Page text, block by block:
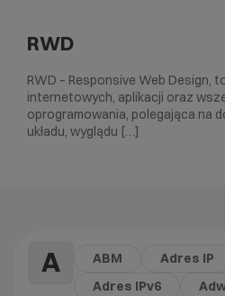
RWD
RWD – Responsive Web Design,
internetowych, aplikacji oraz
oprogramowania, polegająca na
układu, wyglądu […]
A ABM Adres IP
Adres IPv6